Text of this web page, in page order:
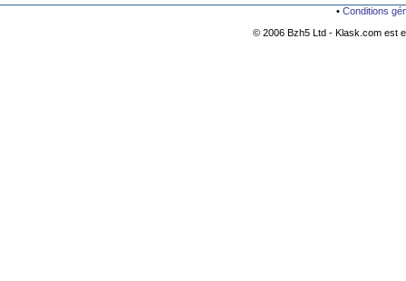
• Conditions
© 2006 Bzh5 Ltd - Klask.com est